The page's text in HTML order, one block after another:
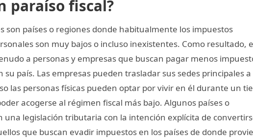
paraíso fiscal?
son países o regiones donde habitualmente los impuestos
son muy bajos o incluso inexistentes. Como resultado,
a personas y empresas que buscan pagar menos
su país. Las empresas pueden trasladar sus sedes principales a
las personas físicas pueden optar por vivir en él durante un
acogerse al régimen fiscal más bajo. Algunos países o
una legislación tributaria con la intención explícita de
que buscan evadir impuestos en los países de donde